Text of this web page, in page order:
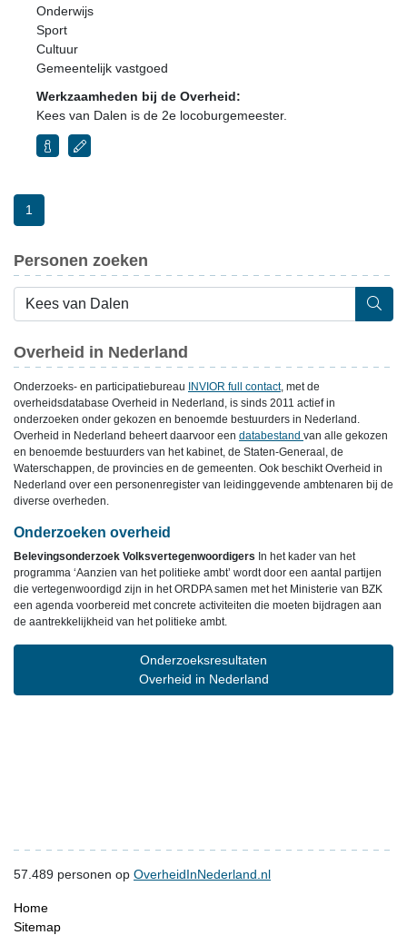
Onderwijs
Sport
Cultuur
Gemeentelijk vastgoed
Werkzaamheden bij de Overheid:
Kees van Dalen is de 2e locoburgemeester.
1
Personen zoeken
Overheid in Nederland
Onderzoeks- en participatiebureau INVIOR full contact, met de
overheidsdatabase Overheid in Nederland, is sinds 2011 actief in
onderzoeken onder gekozen en benoemde bestuurders in Nederland.
Overheid in Nederland beheert daarvoor een databestand van alle gekozen
en benoemde bestuurders van het kabinet, de Staten-Generaal, de
Waterschappen, de provincies en de gemeenten. Ook beschikt Overheid in
Nederland over een personenregister van leidinggevende ambtenaren bij de
diverse overheden.
Onderzoeken overheid
Belevingsonderzoek Volksvertegenwoordigers In het kader van het
programma ‘Aanzien van het politieke ambt’ wordt door een aantal partijen
die vertegenwoordigd zijn in het ORDPA samen met het Ministerie van BZK
een agenda voorbereid met concrete activiteiten die moeten bijdragen aan
de aantrekkelijkheid van het politieke ambt.
Onderzoeksresultaten
Overheid in Nederland
57.489 personen op OverheidInNederland.nl
Home
Sitemap